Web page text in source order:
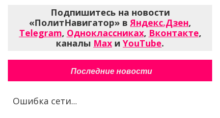
Подпишитесь на новости
«ПолитНавигатор» вЯндекс.Дзен,
Telegram, Одноклассниках, Вконтакте,
каналы Max и YouTube.
Последние новости
Ошибка сети...